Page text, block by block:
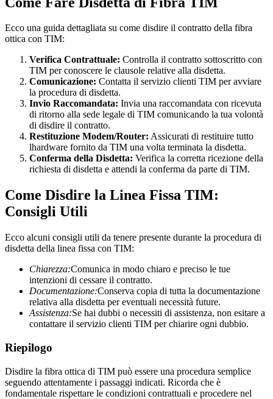
Ecco una guida dettagliata su come disdire il contratto della fibra
ottica con TIM:
Verifica Contrattuale: Controlla il contratto sottoscritto con
TIM per conoscere le clausole relative alla disdetta.
Comunicazione: Contatta il servizio clienti TIM per avviare
la procedura di disdetta.
Invio Raccomandata: Invia una raccomandata con ricevuta
di ritorno alla sede legale di TIM comunicando la tua volontà
di disdire il contratto.
Restituzione Modem/Router: Assicurati di restituire tutto
lhardware fornito da TIM una volta terminata la disdetta.
Conferma della Disdetta: Verifica la corretta ricezione della
richiesta di disdetta e attendi la conferma da parte di TIM.
Come Disdire la Linea Fissa TIM:
Consigli Utili
Ecco alcuni consigli utili da tenere presente durante la procedura di
disdetta della linea fissa con TIM:
Chiarezza:Comunica in modo chiaro e preciso le tue
intenzioni di cessare il contratto.
Documentazione:Conserva copia di tutta la documentazione
relativa alla disdetta per eventuali necessità future.
Assistenza:Se hai dubbi o necessiti di assistenza, non esitare a
contattare il servizio clienti TIM per chiarire ogni dubbio.
Riepilogo
Disdire la fibra ottica di TIM può essere una procedura semplice
seguendo attentamente i passaggi indicati. Ricorda che è
fondamentale rispettare le condizioni contrattuali e procedere nel